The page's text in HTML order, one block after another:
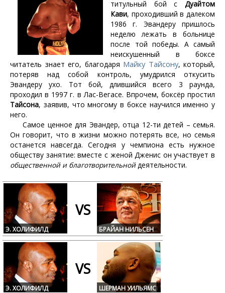
титульный бой с Дуайтом
Кави, проходивший в далеком
1986 г. Эвандеру пришлось
неделю лежать в больнице
после той победы. А самый
неискушенный в боксе
читатель знает его, благодаря Майку Тайсону, который,
потеряв над собой контроль, умудрился откусить
Эвандеру ухо. Тот бой, длившийся всего 3 раунда,
проходил в 1997 г. в Лас-Вегасе. Впрочем, боксёр простил
Тайсона, заявив, что многому в боксе научился именно у
него.
Самое ценное для Эвандер, отца 12-ти детей – семья.
Он говорит, что в жизни можно потерять все, но семья
останется навсегда. Сегодня у чемпиона есть нужное
обществу занятие: вместе с женой Дженис он участвует в
общественной и благотворительнойдеятельности.
Э. ХОЛИФИЛД
VS
БРАЙАН НИЛЬСЕН
Э. ХОЛИФИЛД
VS
ШЕРМАН УИЛЬЯМС